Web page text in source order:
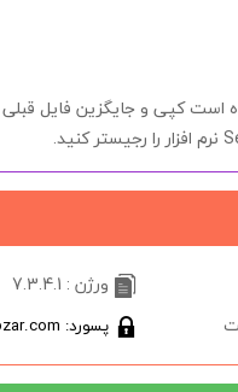
است کپی و جایگزین فایل
نرم افزار را رجیستر کنید.
ورژن : 7.3.4.1
پسورد: softabzar.com